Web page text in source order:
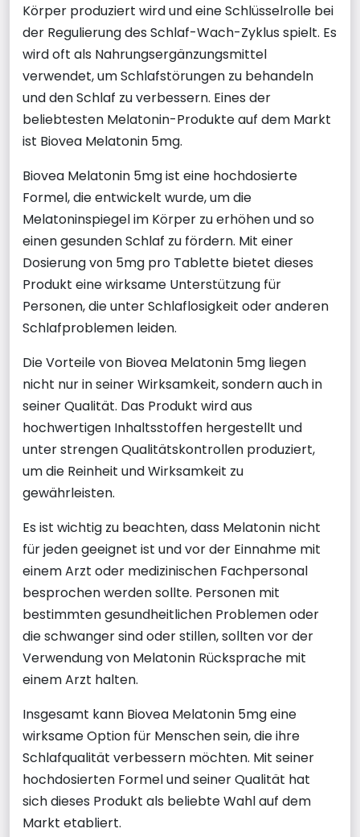
Körper produziert wird und eine Schlüsselrolle bei
der Regulierung des Schlaf-Wach-Zyklus spielt. Es
wird oft als Nahrungsergänzungsmittel
verwendet, um Schlafstörungen zu behandeln
und den Schlaf zu verbessern. Eines der
beliebtesten Melatonin-Produkte auf dem Markt
ist Biovea Melatonin 5mg.
Biovea Melatonin 5mg ist eine hochdosierte
Formel, die entwickelt wurde, um die
Melatoninspiegel im Körper zu erhöhen und so
einen gesunden Schlaf zu fördern. Mit einer
Dosierung von 5mg pro Tablette bietet dieses
Produkt eine wirksame Unterstützung für
Personen, die unter Schlaflosigkeit oder anderen
Schlafproblemen leiden.
Die Vorteile von Biovea Melatonin 5mg liegen
nicht nur in seiner Wirksamkeit, sondern auch in
seiner Qualität. Das Produkt wird aus
hochwertigen Inhaltsstoffen hergestellt und
unter strengen Qualitätskontrollen produziert,
um die Reinheit und Wirksamkeit zu
gewährleisten.
Es ist wichtig zu beachten, dass Melatonin nicht
für jeden geeignet ist und vor der Einnahme mit
einem Arzt oder medizinischen Fachpersonal
besprochen werden sollte. Personen mit
bestimmten gesundheitlichen Problemen oder
die schwanger sind oder stillen, sollten vor der
Verwendung von Melatonin Rücksprache mit
einem Arzt halten.
Insgesamt kann Biovea Melatonin 5mg eine
wirksame Option für Menschen sein, die ihre
Schlafqualität verbessern möchten. Mit seiner
hochdosierten Formel und seiner Qualität hat
sich dieses Produkt als beliebte Wahl auf dem
Markt etabliert.